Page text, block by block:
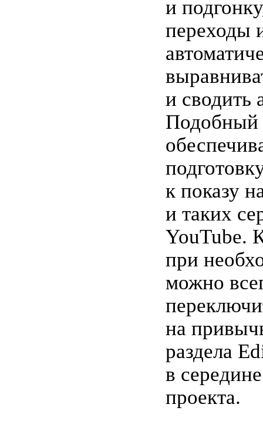
и
переходы
и сводить
Подобный
к показу
и таких
YouTube.
при
можно
на
раздела
в
проекта.